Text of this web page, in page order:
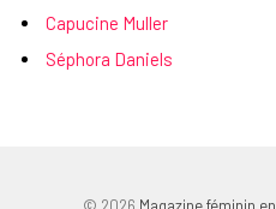
Capucine Muller
Séphora Daniels